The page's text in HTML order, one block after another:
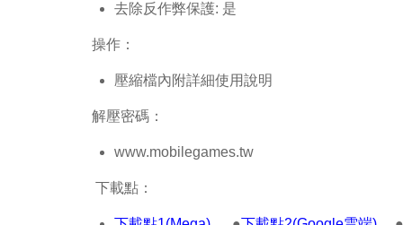
去除反作弊保護: 是
操作：
壓縮檔內附詳細使用說明
解壓密碼：
www.mobilegames.tw
下載點：